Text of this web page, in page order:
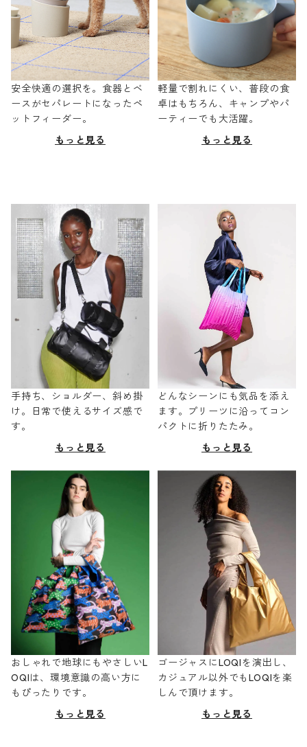
安全快適の選択を。食器とベ
ースがセパレートになったペ
ットフィーダー。
もっと見る
軽量で割れにくい、普段の食
卓はもちろん、キャンプやパ
ーティーでも大活躍。
もっと見る
手持ち、ショルダー、斜め掛
け。日常で使えるサイズ感で
す。
もっと見る
どんなシーンにも気品を添え
ます。プリーツに沿ってコン
パクトに折りたたみ。
もっと見る
おしゃれで地球にもやさしいL
OQIは、環境意識の高い方に
もぴったりです。
もっと見る
ゴージャスにLOQIを演出し、
カジュアル以外でもLOQIを楽
しんで頂けます。
もっと見る